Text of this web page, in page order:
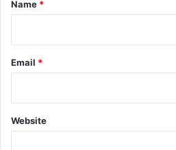
s
a
t
Name *
Email *
Website